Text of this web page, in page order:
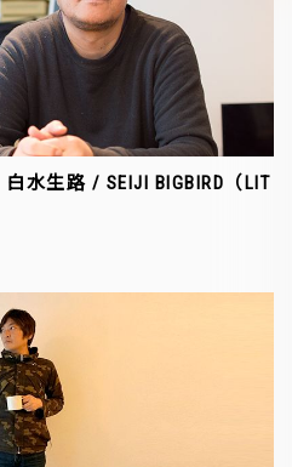
水生路 / SEIJI BIGBIRD（LIT